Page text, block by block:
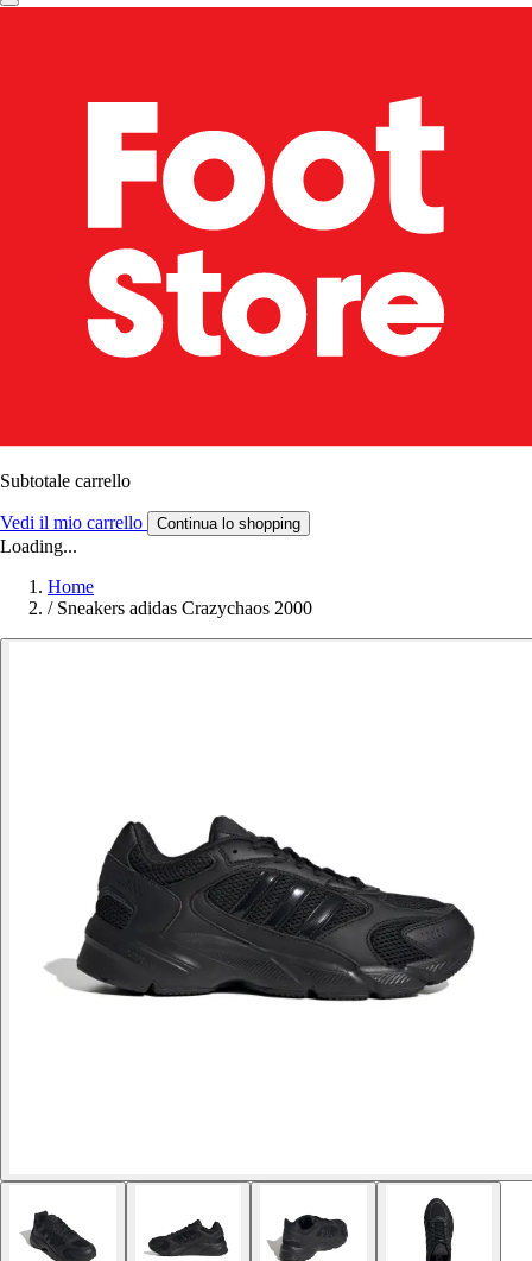
Subtotale carrello
Vedi il mio carrello Continua lo shopping
Loading...
Home
/ Sneakers adidas Crazychaos 2000